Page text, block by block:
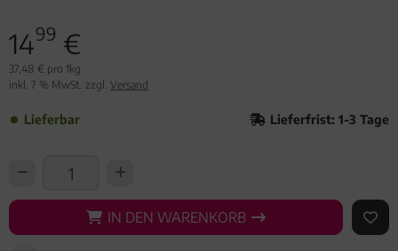
1499 €
37,48 € pro 1kg
inkl. 7 % MwSt. zzgl. Versand
Lieferbar Lieferfrist: 1-3 Tage
IN DEN WARENKORB
IN DEN WARENKORB AUF